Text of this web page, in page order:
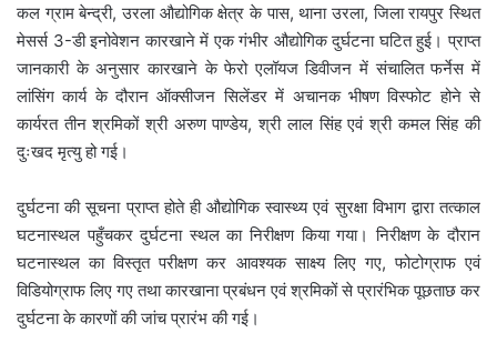
कल ग्राम बेन्द्री, उरला औद्योगिक क्षेत्र के पास, थाना उरला, जिला रायपुर स्थित
मेसर्स 3-डी इनोवेशन कारखाने में एक गंभीर औद्योगिक दुर्घटना घटित हुई। प्राप्त
जानकारी के अनुसार कारखाने के फेरो एलॉयज डिवीजन में संचालित फर्नेस में
लांसिंग कार्य के दौरान ऑक्सीजन सिलेंडर में अचानक भीषण विस्फोट होने से
कार्यरत तीन श्रमिकों श्री अरुण पाण्डेय, श्री लाल सिंह एवं श्री कमल सिंह की
दुःखद मृत्यु हो गई।
दुर्घटना की सूचना प्राप्त होते ही औद्योगिक स्वास्थ्य एवं सुरक्षा विभाग द्वारा तत्काल
घटनास्थल पहुँचकर दुर्घटना स्थल का निरीक्षण किया गया। निरीक्षण के दौरान
घटनास्थल का विस्तृत परीक्षण कर आवश्यक साक्ष्य लिए गए, फोटोग्राफ एवं
विडियोग्राफ लिए गए तथा कारखाना प्रबंधन एवं श्रमिकों से प्रारंभिक पूछताछ कर
दुर्घटना के कारणों की जांच प्रारंभ की गई।